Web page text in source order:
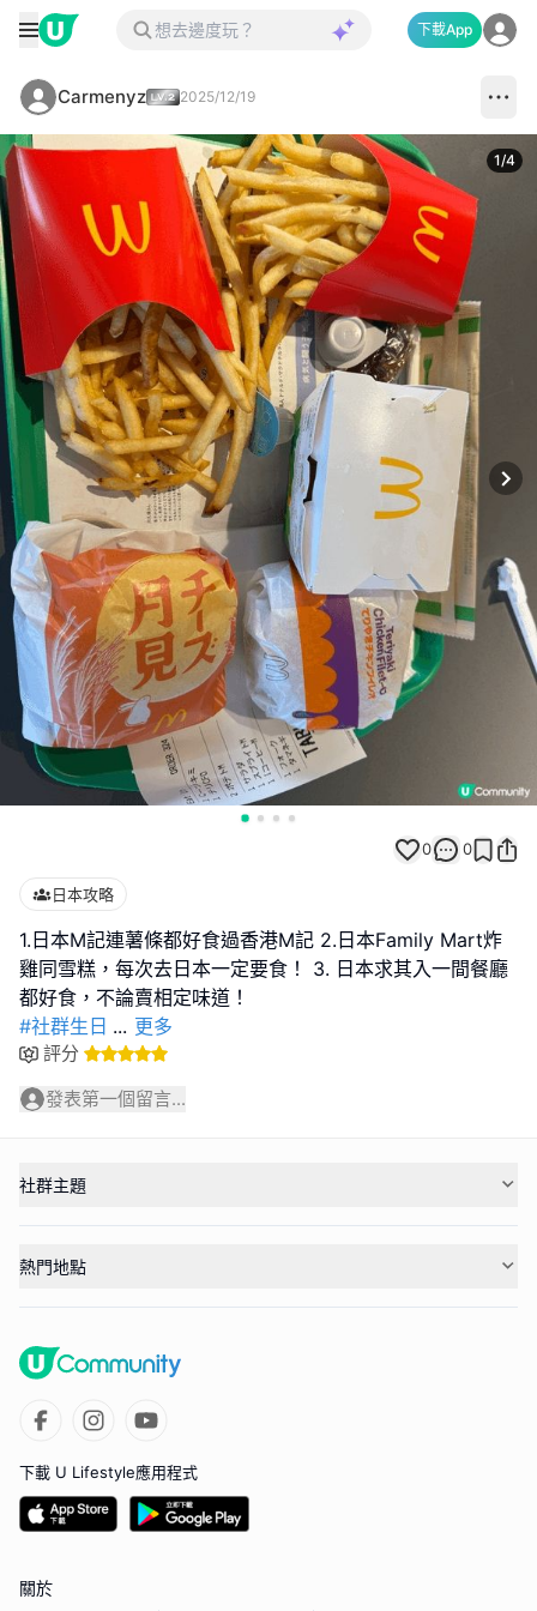
下載App
Carmenyz 2025/12/19
1/4
0 0
日本攻略
1.日本M記連薯條都好食過香港M記 2.日本Family Mart炸
雞同雪糕，每次去日本一定要食！ 3. 日本求其入一間餐廳
#社群生日 ... 更多
評分
發表第一個留言...
社群主題
熱門地點
下載 U Lifestyle應用程式
關於